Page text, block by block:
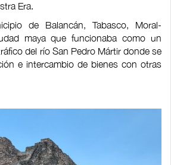
Era.
de Balancán, Tabasco, Moral-
maya que funcionaba como un
del río San Pedro Mártir donde se
e intercambio de bienes con otras